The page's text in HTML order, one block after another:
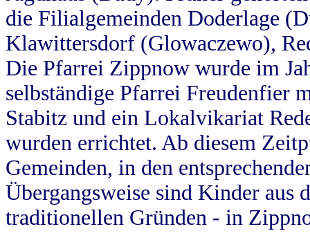
die Filialgemeinden Doderlage
Klawittersdorf (Glowaczewo),
Die Pfarrei Zippnow wurde im
selbständige Pfarrei Freudenfier
Stabitz und ein Lokalvikariat
wurden errichtet. Ab diesem
Gemeinden, in den
Übergangsweise sind Kinder aus
traditionellen Gründen - in